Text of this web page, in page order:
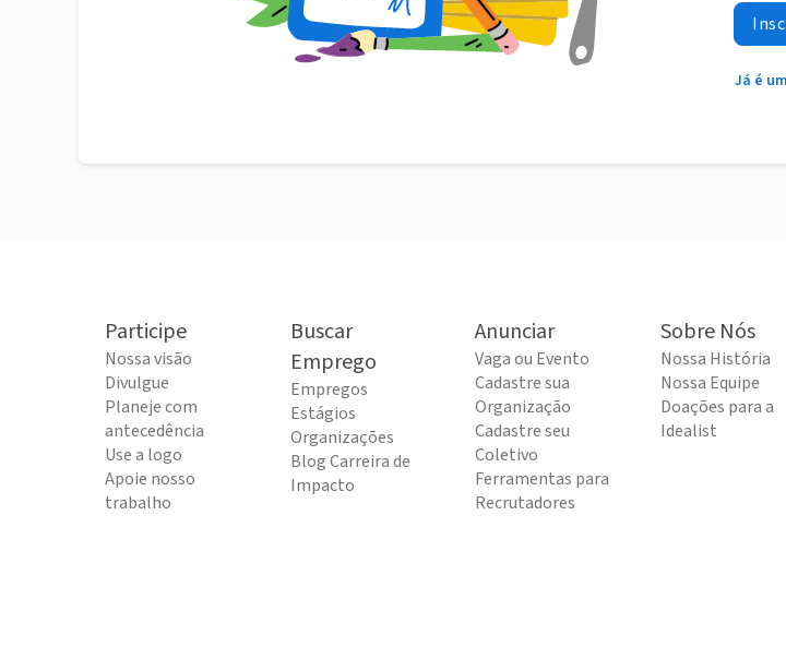
Já é
Participe
Nossa visão
Divulgue
Planeje com
antecedência
Use a logo
Apoie nosso
trabalho
Buscar
Emprego
Empregos
Estágios
Organizações
Blog Carreira de
Impacto
Anunciar
Vaga ou Evento
Cadastre sua
Organização
Cadastre seu
Coletivo
Ferramentas para
Recrutadores
Sobre Nós
Nossa História
Nossa Equipe
Doações para a
Idealist